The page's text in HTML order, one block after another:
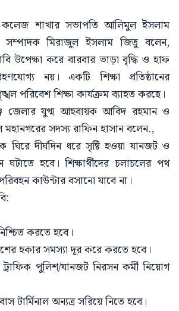
কলেজ শাখার সভাপতি আলিমুল ইসলাম
সম্পাদক মিরাজুল ইসলাম জিতু বলেন,
উপেক্ষা করে বারবার ভাড়া বৃদ্ধি ও হাফ
নয়। একটি শিক্ষা প্রতিষ্ঠানের
পরিবেশ শিক্ষা কার্যক্রম ব্যাহত করছে।
জেলার যুগ্ম আহবায়ক আবিদ রহমান ও
মহানগরের সদস্য রাফিন হাসান বলেন.,
ঘিরে দীর্ঘদিন ধরে সৃষ্টি হওয়া যানজট ও
ঘটাতে হবে। শিক্ষার্থীদের চলাচলের পথ
কাউন্টার বসানো যাবে না।
করতে হবে।
হকার সমস্যা দূর করে করতে হবে।
পুলিশ/যানজট নিরসন কর্মী নিয়োগ
টার্মিনাল অন্যত্র সরিয়ে নিতে হবে।‎